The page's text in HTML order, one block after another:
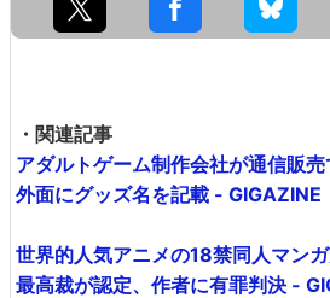
・関連記事
アダルトゲーム制作会社が通信販
外面にグッズ名を記載 - GIGAZINE
世界的人気アニメの18禁同人マン
最高裁が認定、作者に有罪判決 -